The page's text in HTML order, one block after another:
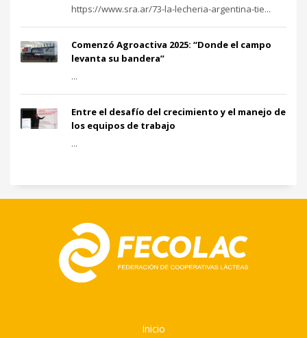
https://www.sra.ar/73-la-lecheria-argentina-tie...
Comenzó Agroactiva 2025: “Donde el campo
levanta su bandera”
...
Entre el desafío del crecimiento y el manejo de
los equipos de trabajo
...
Inicio